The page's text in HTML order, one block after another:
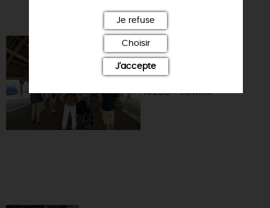
VISITE GUIDÉE DE
LORRIS ET SON
ORGUE
45260 - LORRIS
Je refuse
Choisir
J'accepte